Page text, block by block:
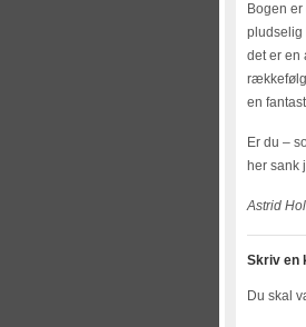
Bogen
pludselig
det er en
en
Er du –
her sank
Astrid
Skriv en
Du skal